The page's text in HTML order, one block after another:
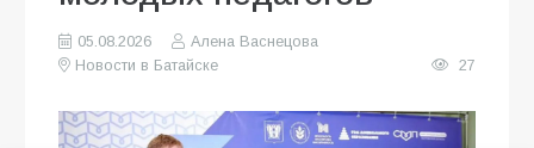
05.08.2026
Алена Васнецова
Новости в Батайске
27